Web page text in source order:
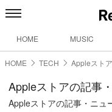
HOME MUSIC
HOME TECH Appleストア
Appleストアの記事
Appleストアの記事・ニュ